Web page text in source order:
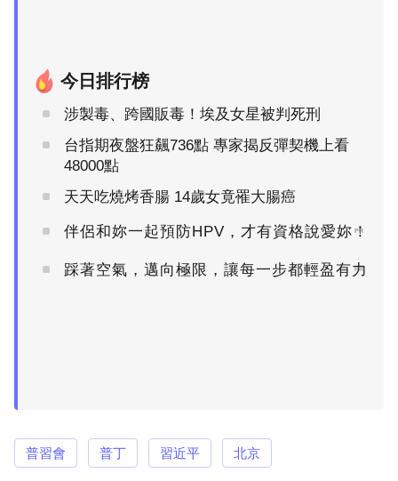
今日排行榜
涉製毒、跨國販毒！埃及女星被判死刑
台指期夜盤狂飆736點 專家揭反彈契機上看
48000點
天天吃燒烤香腸 14歲女竟罹大腸癌
伴侶和妳一起預防HPV，才有資格說愛妳！
PR
踩著空氣，邁向極限，讓每一步都輕盈有力
PR
普習會 普丁 習近平 北京